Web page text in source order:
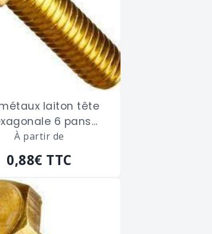
laiton tête
6 pans
total de 3 x 20
m/m
À partir de
0,88€ TTC